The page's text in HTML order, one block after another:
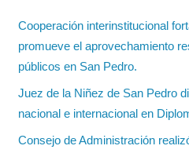
Cooperación interinstitucional
promueve el aprovechamiento
públicos en San Pedro.
Juez de la Niñez de San Pedro
nacional e internacional en
Consejo de Administración